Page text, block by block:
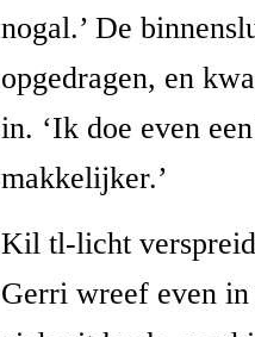
nogal.’ De
opgedragen, en
in. ‘Ik doe even
makkelijker.’
Kil tl-licht
Gerri wreef even